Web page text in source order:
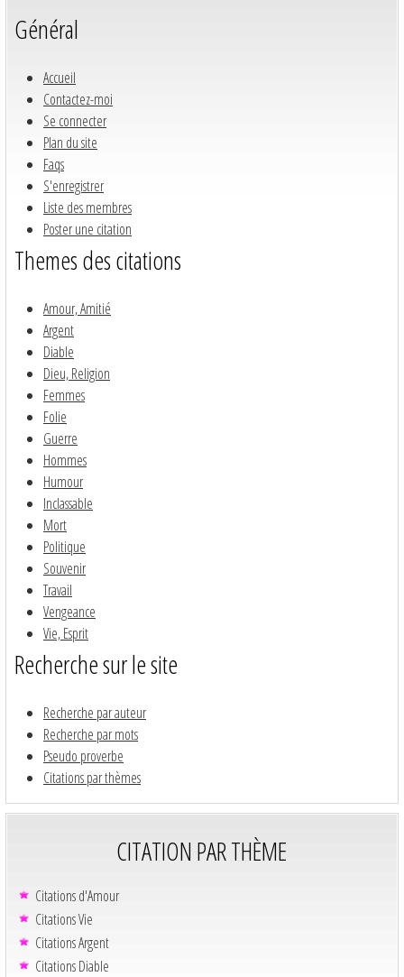
Général
Accueil
Contactez-moi
Se connecter
Plan du site
Faqs
S'enregistrer
Liste des membres
Poster une citation
Themes des citations
Amour, Amitié
Argent
Diable
Dieu, Religion
Femmes
Folie
Guerre
Hommes
Humour
Inclassable
Mort
Politique
Souvenir
Travail
Vengeance
Vie, Esprit
Recherche sur le site
Recherche par auteur
Recherche par mots
Pseudo proverbe
Citations par thèmes
CITATION PAR THÈME
Citations d'Amour
Citations Vie
Citations Argent
Citations Diable